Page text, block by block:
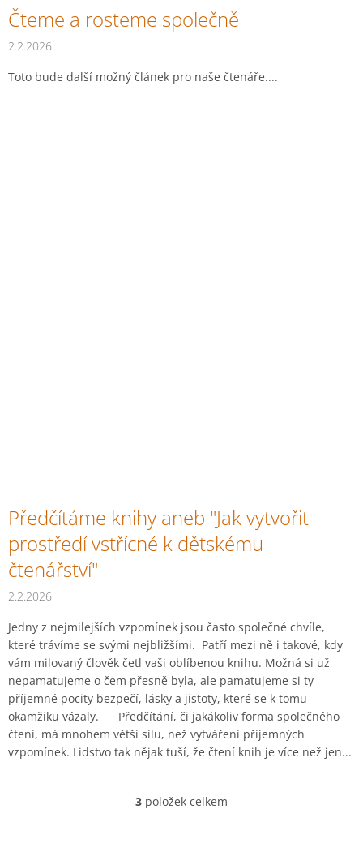
Čteme a rosteme společně
2.2.2026
Toto bude další možný článek pro naše čtenáře....
Předčítáme knihy aneb "Jak vytvořit
prostředí vstřícné k dětskému
čtenářství"
2.2.2026
Jedny z nejmilejších vzpomínek jsou často společné chvíle,
které trávíme se svými nejbližšími. Patří mezi ně i takové, kdy
vám milovaný člověk četl vaši oblíbenou knihu. Možná si už
nepamatujeme o čem přesně byla, ale pamatujeme si ty
příjemné pocity bezpečí, lásky a jistoty, které se k tomu
okamžiku vázaly. Předčítání, či jakákoliv forma společného
čtení, má mnohem větší sílu, než vytváření příjemných
vzpomínek. Lidstvo tak nějak tuší, že čtení knih je více než jen...
O
l
3 položek celkem